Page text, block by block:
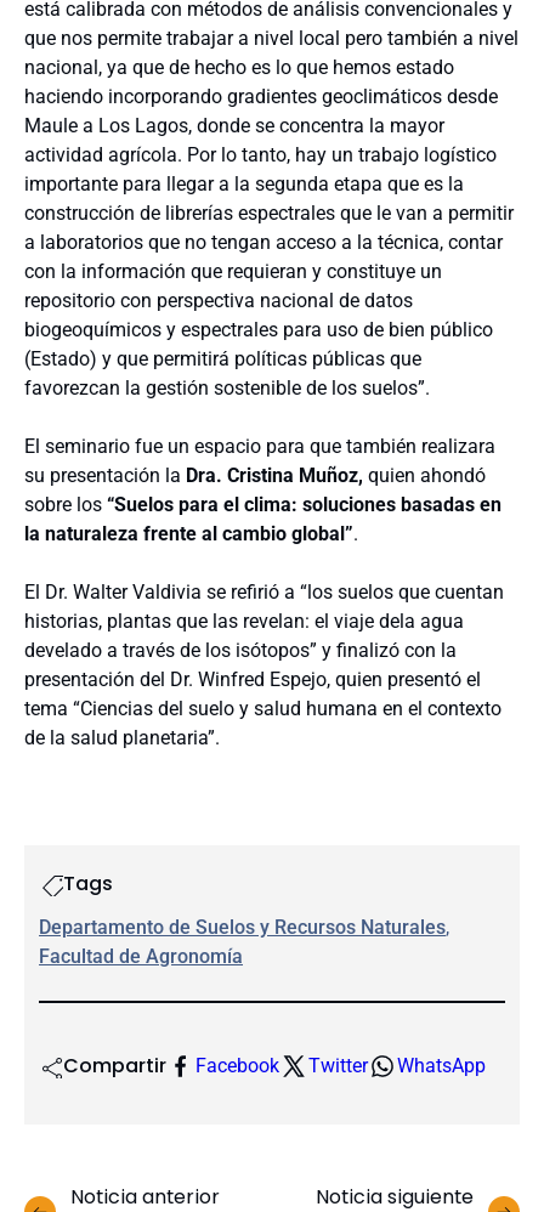
está calibrada con métodos de análisis convencionales y
que nos permite trabajar a nivel local pero también a nivel
nacional, ya que de hecho es lo que hemos estado
haciendo incorporando gradientes geoclimáticos desde
Maule a Los Lagos, donde se concentra la mayor
actividad agrícola. Por lo tanto, hay un trabajo logístico
importante para llegar a la segunda etapa que es la
construcción de librerías espectrales que le van a permitir
a laboratorios que no tengan acceso a la técnica, contar
con la información que requieran y constituye un
repositorio con perspectiva nacional de datos
biogeoquímicos y espectrales para uso de bien público
(Estado) y que permitirá políticas públicas que
favorezcan la gestión sostenible de los suelos”.
El seminario fue un espacio para que también realizara
su presentación la Dra. Cristina Muñoz, quien ahondó
sobre los “Suelos para el clima: soluciones basadas en
la naturaleza frente al cambio global”.
El Dr. Walter Valdivia se refirió a “los suelos que cuentan
historias, plantas que las revelan: el viaje dela agua
develado a través de los isótopos” y finalizó con la
presentación del Dr. Winfred Espejo, quien presentó el
tema “Ciencias del suelo y salud humana en el contexto
de la salud planetaria”.
Tags
Departamento de Suelos y Recursos Naturales
Facultad de Agronomía
Compartir Facebook Twitter WhatsApp
Noticia anterior Noticia siguiente